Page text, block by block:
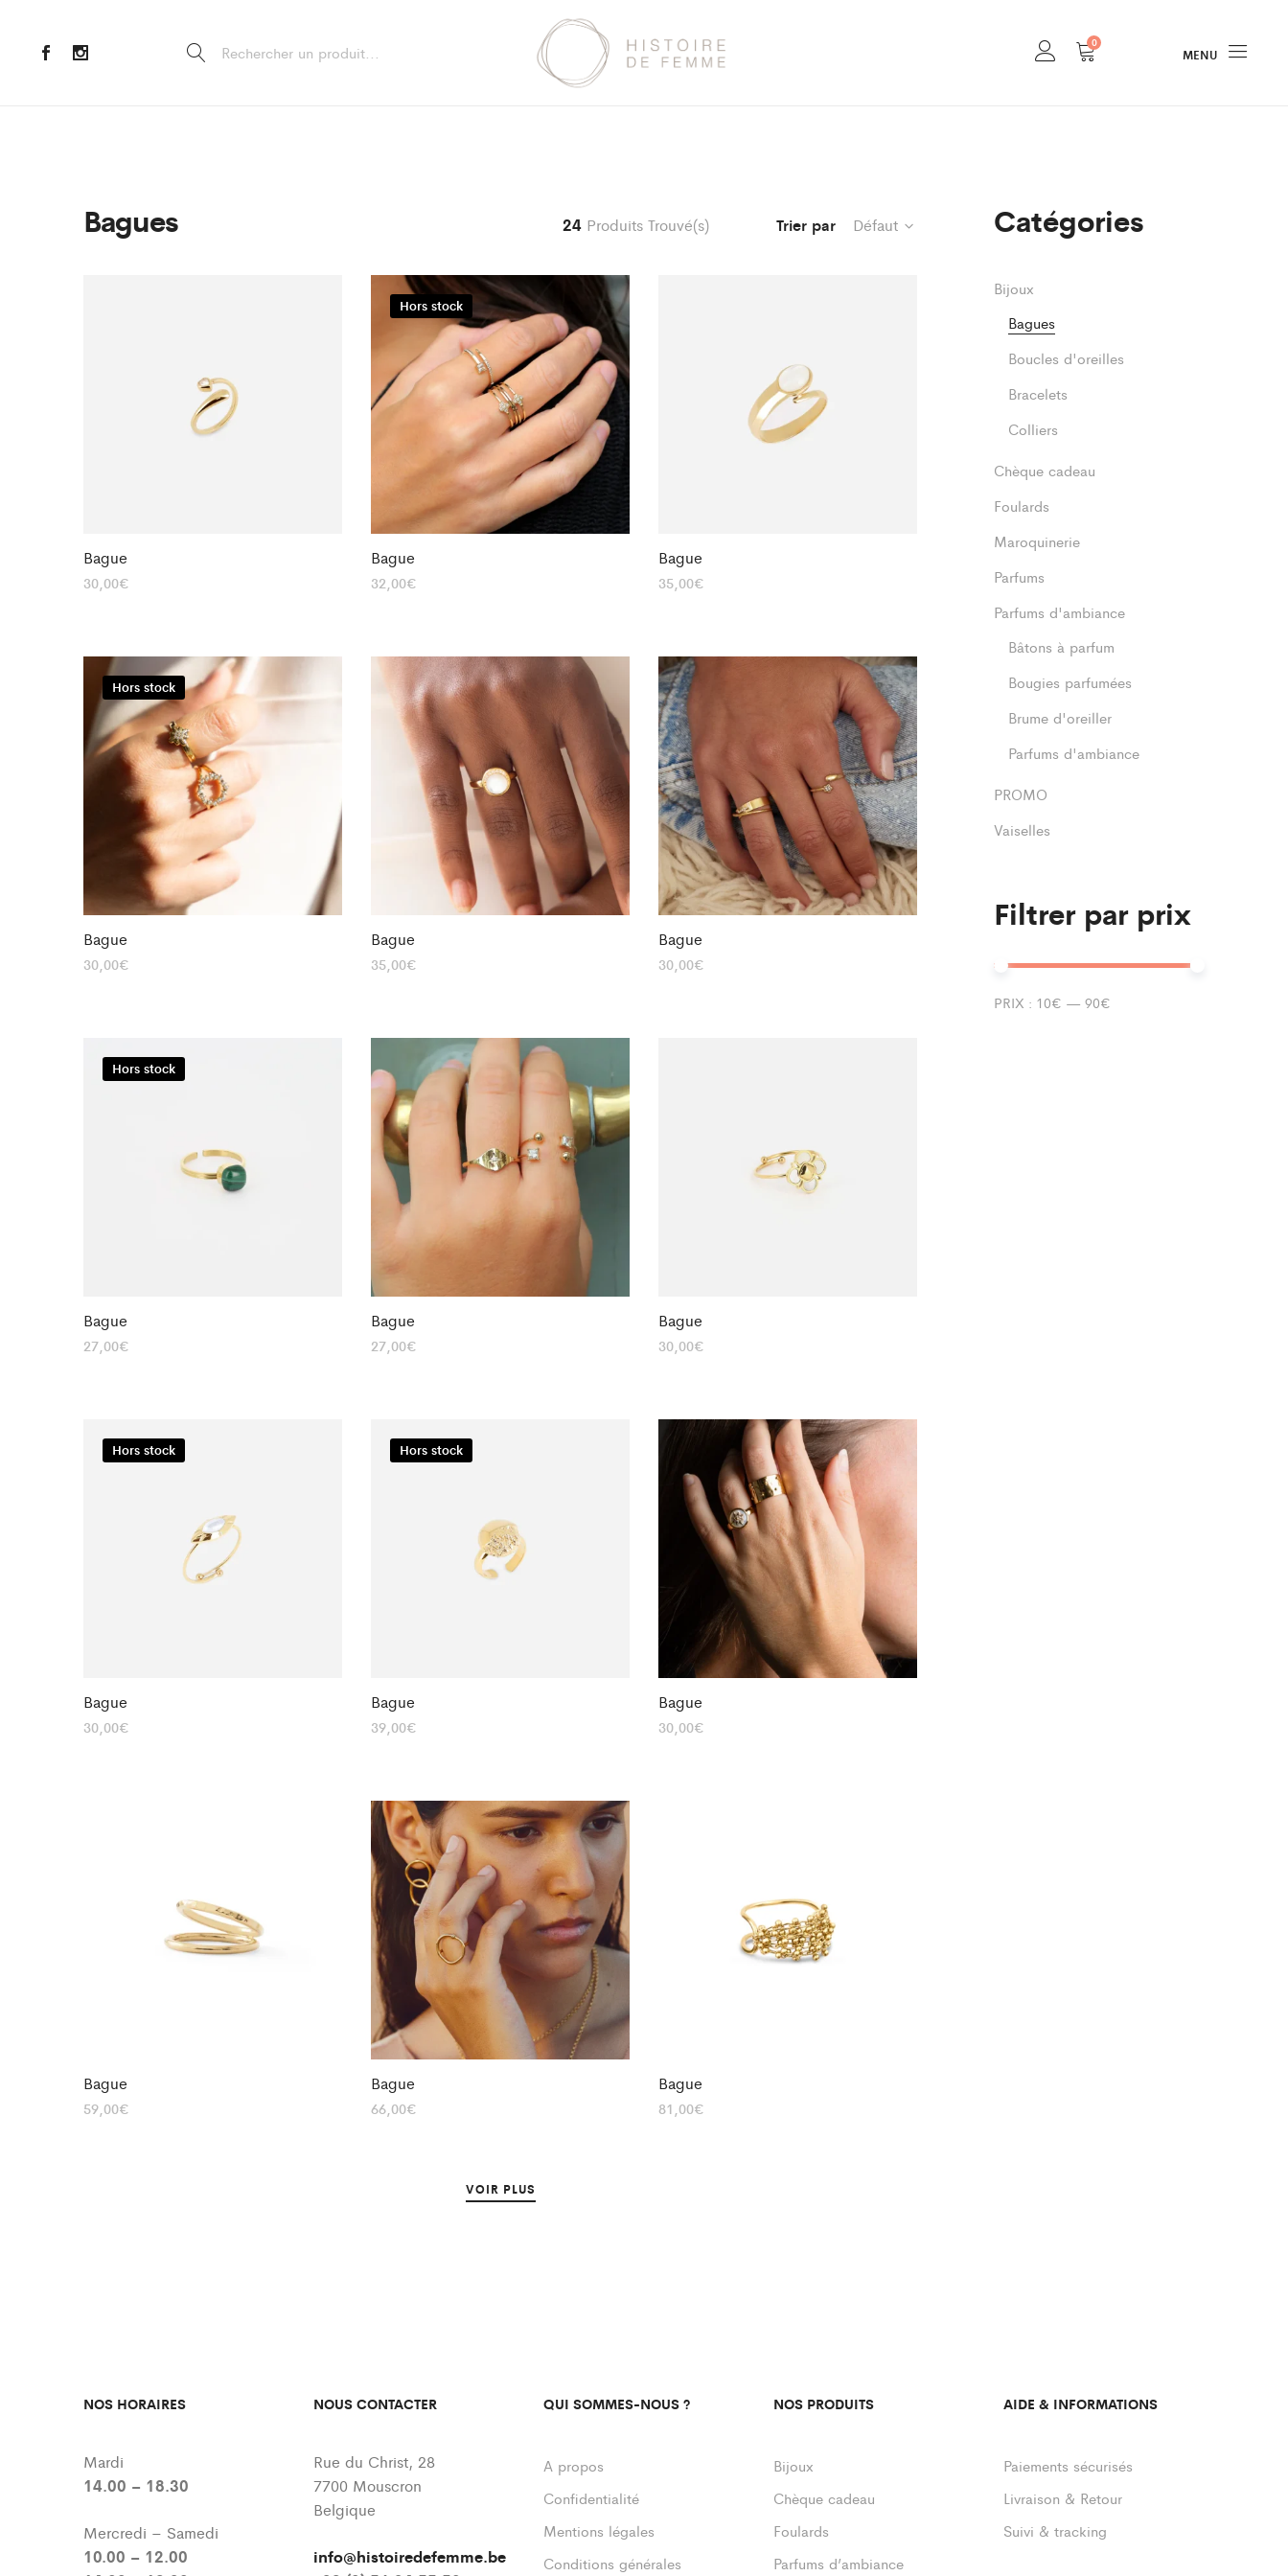
0
MENU
Bagues 24 Produits Trouvé(s) Trier par Défaut
Bague
30,00€
Hors stock
Bague
32,00€
Bague
35,00€
Hors stock
Bague
30,00€
Bague
35,00€
Bague
30,00€
Hors stock
Bague
27,00€
Bague
27,00€
Bague
30,00€
Hors stock
Bague
30,00€
Hors stock
Bague
39,00€
Bague
30,00€
Bague
59,00€
Bague
66,00€
Bague
81,00€
VOIR PLUS
Catégories
Bijoux
Bagues
Boucles d'oreilles
Bracelets
Colliers
Chèque cadeau
Foulards
Maroquinerie
Parfums
Parfums d'ambiance
Bâtons à parfum
Bougies parfumées
Brume d'oreiller
Parfums d'ambiance
PROMO
Vaiselles
Filtrer par prix
PRIX : 10€ — 90€
NOS HORAIRES
Mardi
14.00 – 18.30
Mercredi – Samedi
10.00 – 12.00
NOUS CONTACTER
Rue du Christ, 28
7700 Mouscron
Belgique
info@histoiredefemme.be
QUI SOMMES-NOUS ?
A propos
Confidentialité
Mentions légales
Conditions générales
NOS PRODUITS
Bijoux
Chèque cadeau
Foulards
Parfums d’ambiance
AIDE & INFORMATIONS
Paiements sécurisés
Livraison & Retour
Suivi & tracking